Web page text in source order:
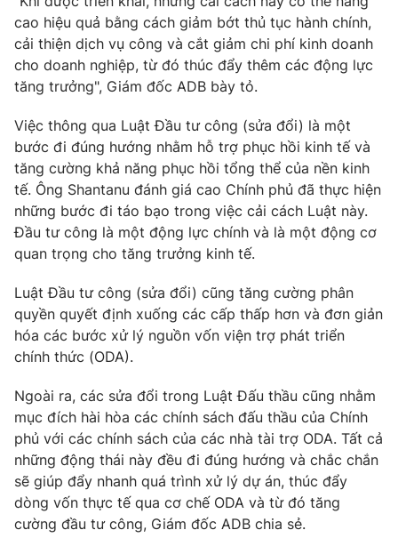
cao hiệu quả bằng cách giảm bớt thủ tục hành chính,
cải thiện dịch vụ công và cắt giảm chi phí kinh doanh
cho doanh nghiệp, từ đó thúc đẩy thêm các động lực
tăng trưởng", Giám đốc ADB bày tỏ.
Việc thông qua Luật Đầu tư công (sửa đổi) là một
bước đi đúng hướng nhằm hỗ trợ phục hồi kinh tế và
tăng cường khả năng phục hồi tổng thể của nền kinh
tế. Ông Shantanu đánh giá cao Chính phủ đã thực hiện
những bước đi táo bạo trong việc cải cách Luật này.
Đầu tư công là một động lực chính và là một động cơ
quan trọng cho tăng trưởng kinh tế.
Luật Đầu tư công (sửa đổi) cũng tăng cường phân
quyền quyết định xuống các cấp thấp hơn và đơn giản
hóa các bước xử lý nguồn vốn viện trợ phát triển
chính thức (ODA).
Ngoài ra, các sửa đổi trong Luật Đấu thầu cũng nhằm
mục đích hài hòa các chính sách đấu thầu của Chính
phủ với các chính sách của các nhà tài trợ ODA. Tất cả
những động thái này đều đi đúng hướng và chắc chắn
sẽ giúp đẩy nhanh quá trình xử lý dự án, thúc đẩy
dòng vốn thực tế qua cơ chế ODA và từ đó tăng
cường đầu tư công, Giám đốc ADB chia sẻ.